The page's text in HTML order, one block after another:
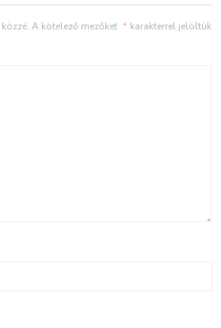
A kötelező mezőket * karakterrel jelöltük